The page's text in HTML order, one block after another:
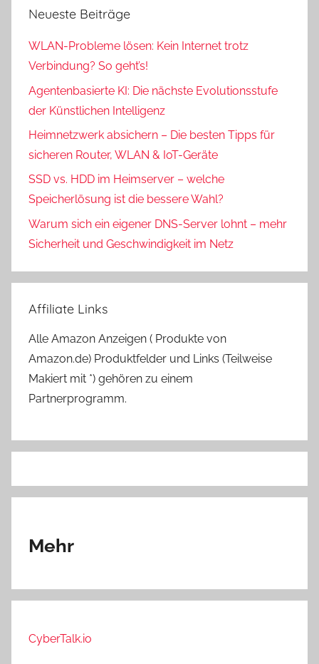
Neueste Beiträge
WLAN-Probleme lösen: Kein Internet trotz
Verbindung? So geht’s!
Agentenbasierte KI: Die nächste Evolutionsstufe
der Künstlichen Intelligenz
Heimnetzwerk absichern – Die besten Tipps für
sicheren Router, WLAN & IoT-Geräte
SSD vs. HDD im Heimserver – welche
Speicherlösung ist die bessere Wahl?
Warum sich ein eigener DNS-Server lohnt – mehr
Sicherheit und Geschwindigkeit im Netz
Affiliate Links
Alle Amazon Anzeigen ( Produkte von
Amazon.de) Produktfelder und Links (Teilweise
Makiert mit *) gehören zu einem
Partnerprogramm.
Mehr
CyberTalk.io